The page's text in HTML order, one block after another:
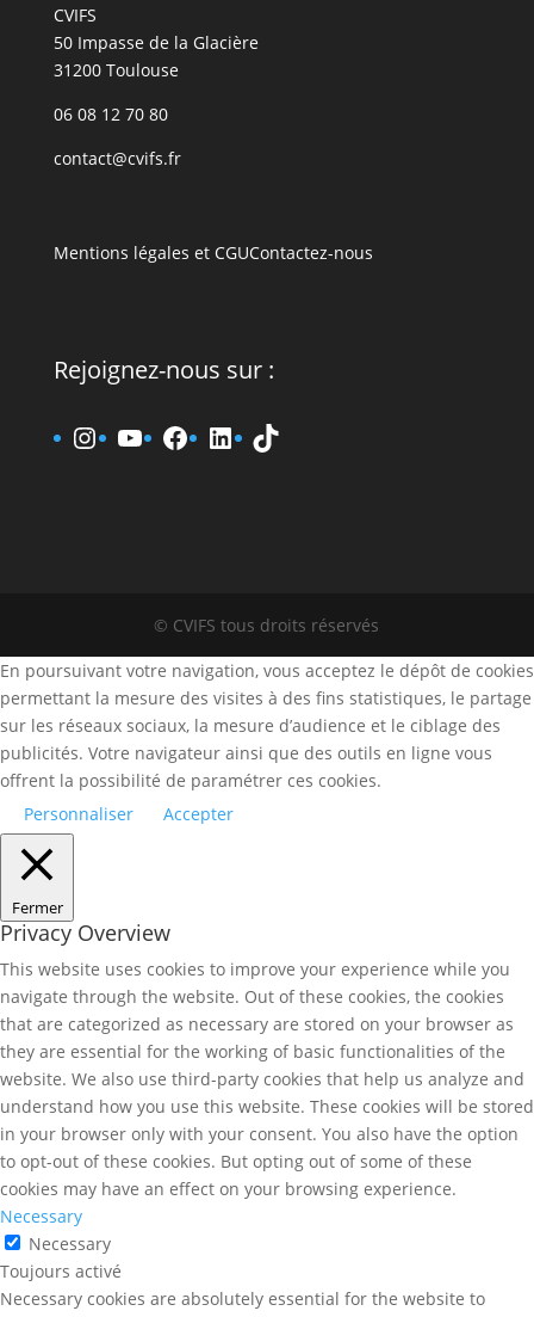
CVIFS
50 Impasse de la Glacière
31200 Toulouse
06 08 12 70 80
contact@cvifs.fr
Mentions légales et CGUContactez-nous
Rejoignez-nous sur :
www.instagram.fr/cvifs
YouTube
www.facebook.fr/cvifs
www.linkedin.fr/
TikTok
© CVIFS tous droits réservés
En poursuivant votre navigation, vous acceptez le dépôt de cookies
permettant la mesure des visites à des fins statistiques, le partage
sur les réseaux sociaux, la mesure d’audience et le ciblage des
publicités. Votre navigateur ainsi que des outils en ligne vous
offrent la possibilité de paramétrer ces cookies.
Personnaliser
Accepter
Fermer
Privacy Overview
This website uses cookies to improve your experience while you
navigate through the website. Out of these cookies, the cookies
that are categorized as necessary are stored on your browser as
they are essential for the working of basic functionalities of the
website. We also use third-party cookies that help us analyze and
understand how you use this website. These cookies will be stored
in your browser only with your consent. You also have the option
to opt-out of these cookies. But opting out of some of these
cookies may have an effect on your browsing experience.
Necessary
Necessary
Toujours activé
Necessary cookies are absolutely essential for the website to